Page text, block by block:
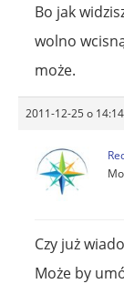
Bo jak
wolno
może.
2011-12-25 o 14:14
Czy już
Może by